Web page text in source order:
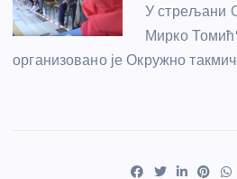
У стрељани
Мирко
организовано је Окружно